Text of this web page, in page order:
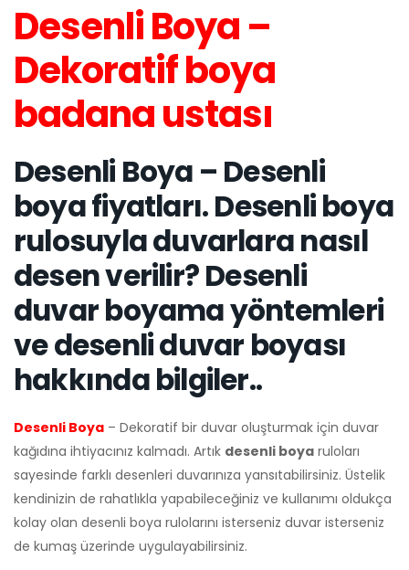
Desenli Boya –
Dekoratif boya
badana ustası
Desenli Boya – Desenli
boya fiyatları. Desenli boya
rulosuyla duvarlara nasıl
desen verilir? Desenli
duvar boyama yöntemleri
ve desenli duvar boyası
hakkında bilgiler..
Desenli Boya – Dekoratif bir duvar oluşturmak için duvar
kağıdına ihtiyacınız kalmadı. Artık desenli boya ruloları
sayesinde farklı desenleri duvarınıza yansıtabilirsiniz. Üstelik
kendinizin de rahatlıkla yapabileceğiniz ve kullanımı oldukça
kolay olan desenli boya rulolarını isterseniz duvar isterseniz
de kumaş üzerinde uygulayabilirsiniz.